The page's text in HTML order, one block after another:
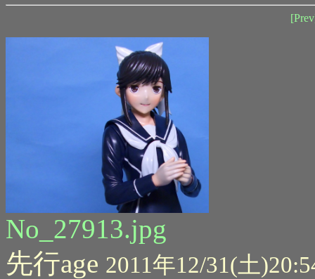
No_27913.jpg
先行age 2011年12/31(土